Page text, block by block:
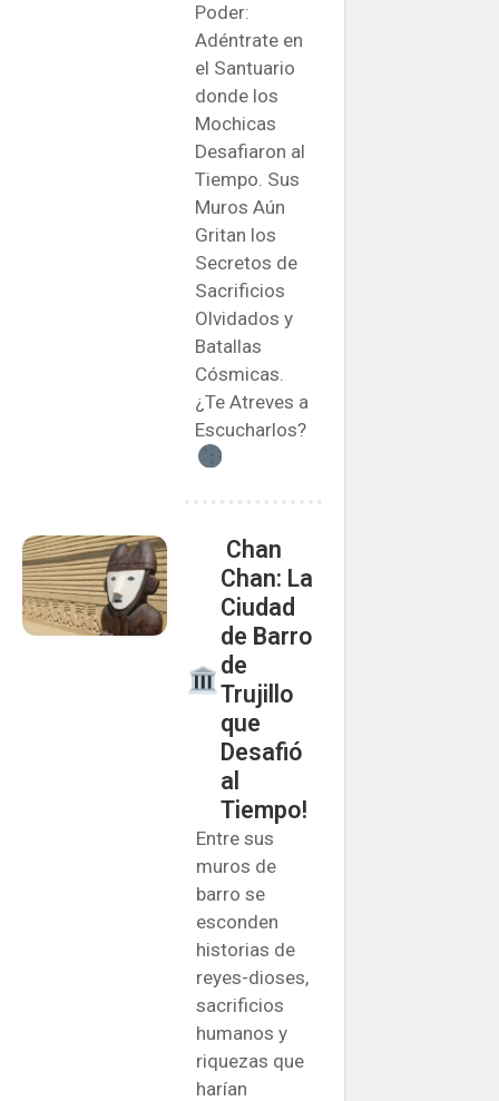
Poder:
Adéntrate en
el Santuario
donde los
Mochicas
Desafiaron al
Tiempo. Sus
Muros Aún
Gritan los
Secretos de
Sacrificios
Olvidados y
Batallas
Cósmicas.
¿Te Atreves a
Escucharlos?
️ Chan
Chan: La
Ciudad
de Barro
de
Trujillo
que
Desafió
al
Tiempo!
Entre sus
muros de
barro se
esconden
historias de
reyes-dioses,
sacrificios
humanos y
riquezas que
harían